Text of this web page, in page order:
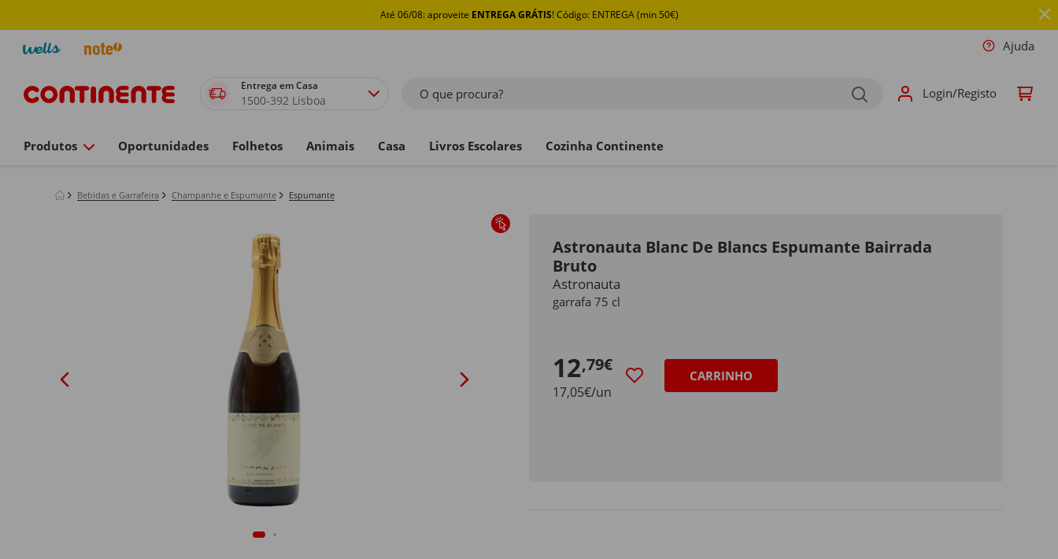
Até 06/08: aproveite ENTREGA GRÁTIS! Código: ENTREGA (min 50€)
Ajuda
Entrega em Casa
1500-392 Lisboa O que procura? Login/Registo
Produtos Oportunidades Folhetos Animais Casa Livros Escolares Cozinha Continente
Bebidas e Garrafeira Champanhe e Espumante Espumante
Astronauta Blanc De Blancs Espumante Bairrada
Bruto
Astronauta
garrafa 75 cl
12,79€
17,05€/un
CARRINHO